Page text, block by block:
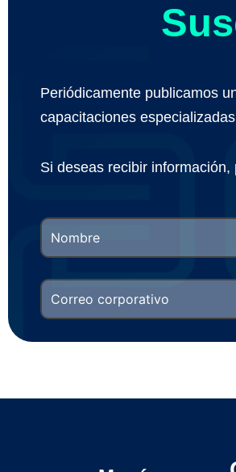
Periódicamente publicamos
capacitaciones
Si deseas recibir